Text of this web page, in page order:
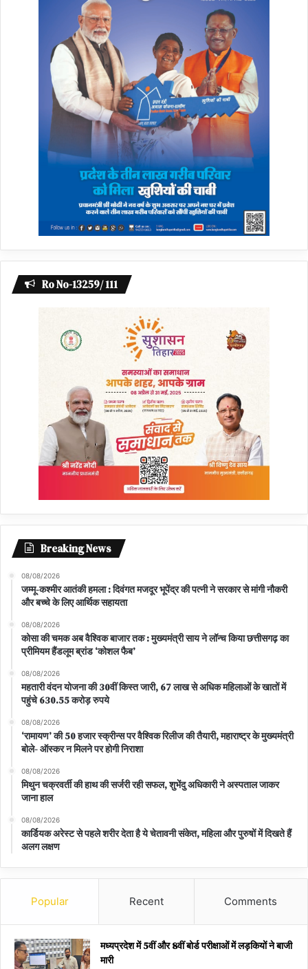
Ro No-13259/ 111
Breaking News
08/08/2026
जम्मू-कश्मीर आतंकी हमला : दिवंगत मजदूर भूपेंद्र की पत्नी ने सरकार से मांगी नौकरी
और बच्चे के लिए आर्थिक सहायता
08/08/2026
कोसा की चमक अब वैश्विक बाजार तक : मुख्यमंत्री साय ने लॉन्च किया छत्तीसगढ़ का
प्रीमियम हैंडलूम ब्रांड ‘कोशल फैब’
08/08/2026
महतारी वंदन योजना की 30वीं किस्त जारी, 67 लाख से अधिक महिलाओं के खातों में
पहुंचे 630.55 करोड़ रुपये
08/08/2026
‘रामायण’ की 50 हजार स्क्रीन्स पर वैश्विक रिलीज की तैयारी, महाराष्ट्र के मुख्यमंत्री
बोले- ऑस्कर न मिलने पर होगी निराशा
08/08/2026
मिथुन चक्रवर्ती की हाथ की सर्जरी रही सफल, शुभेंदु अधिकारी ने अस्पताल जाकर
जाना हाल
08/08/2026
कार्डियक अरेस्ट से पहले शरीर देता है ये चेतावनी संकेत, महिला और पुरुषों में दिखते हैं
अलग लक्षण
Popular Recent Comments
मध्यप्रदेश में 5वीं और 8वीं बोर्ड परीक्षाओं में लड़कियों ने बाजी
मारी